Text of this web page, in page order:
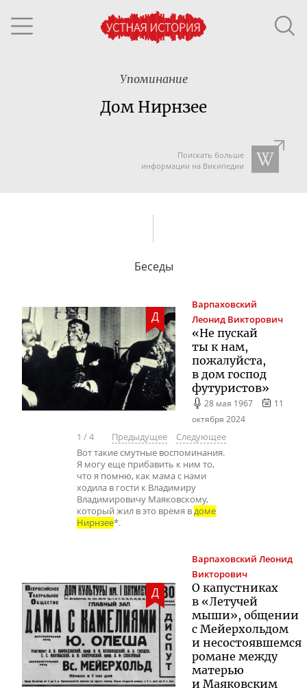
Упоминание
Дом Нирнзее
Поискать больше
информации на Википедии
Беседы
Д
Варпаховский
Леонид Викторович
«Не пускай
ты к нам,
пожалуйста,
в дом господ
футуристов»
28 мая 1967
11
октября 2024
1 /4 Предыдущее
Следующее
Вот такие смутные воспоминания.
Я могу еще прибавить к ним то,
что я помню, как мама с нами
ходила в гости к Владимиру
Владимировичу Маяковскому,
который жил в это время вдоме
Нирнзее*.
Д
Варпаховский Леонид
Викторович
О капустниках
в «Летучей
мыши», общении
с Мейерхольдом
и несостоявшемся
романе между
матерью
и Маяковским